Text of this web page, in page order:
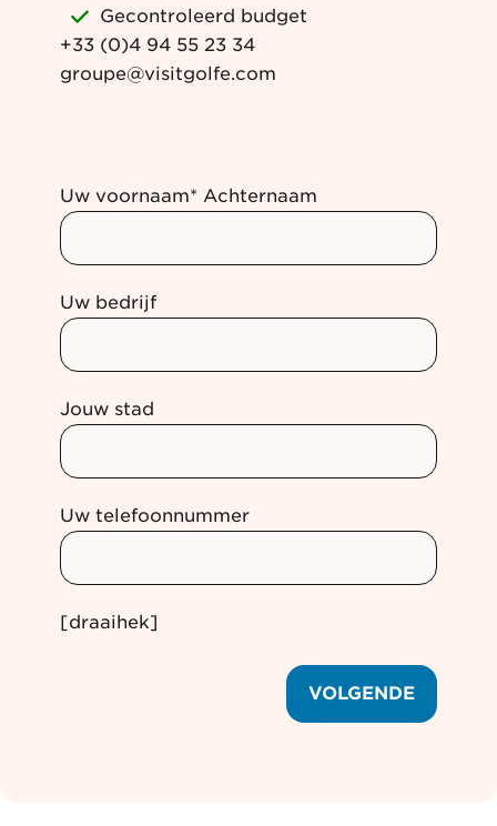
Gecontroleerd budget
+33 (0)4 94 55 23 34
groupe@visitgolfe.com
Uw voornaam* Achternaam
Uw bedrijf
Jouw stad
Uw telefoonnummer
[draaihek]
VOLGENDE